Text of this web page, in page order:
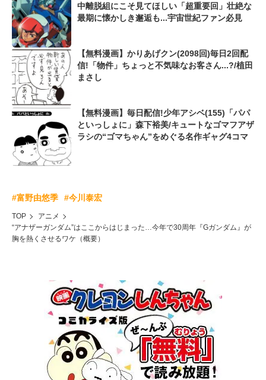
中離脱組にこそ見てほしい「超重要回」壮絶な
最期に懐かしき邂逅も...宇宙世紀ファン必見
【無料漫画】かりあげクン(2098回)毎日2回配
信!「物件」ちょっと不気味なお客さん...?/植田
まさし
【無料漫画】毎日配信!少年アシベ(155)「パパ
といっしょに」森下裕美/キュートなゴマフアザ
ラシの“ゴマちゃん”をめぐる名作ギャグ4コマ
#富野由悠季 #今川泰宏
TOP
アニメ
“アナザーガンダム”はここからはじまった…今年で30周年『Gガンダム』が
胸を熱くさせるワケ（概要）